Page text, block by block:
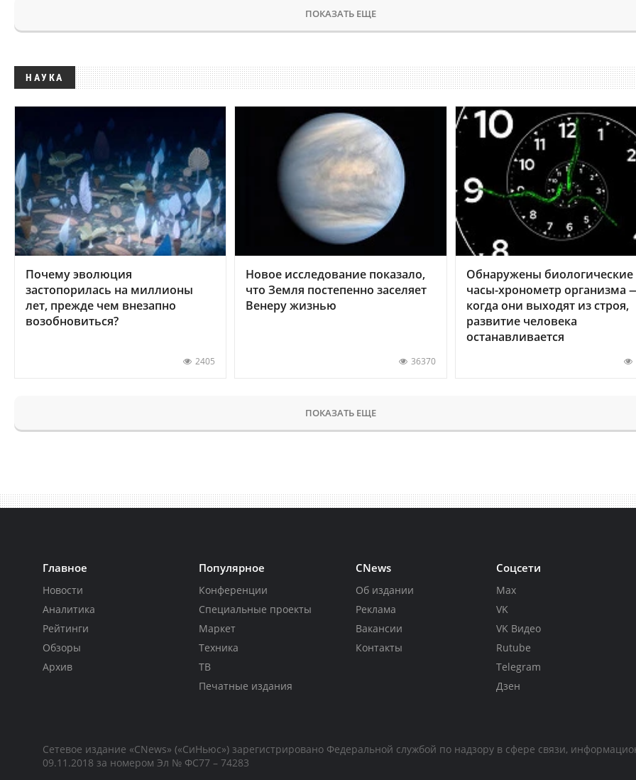
ПОКАЗАТЬ ЕЩЕ
НАУКА
Почему эволюция
застопорилась на миллионы
лет, прежде чем внезапно
возобновиться?
2405
Новое исследование показало,
что Земля постепенно заселяет
Венеру жизнью
36370
Обнаружены биологические
часы-хронометр организма
когда они выходят из строя,
развитие человека
останавливается
ПОКАЗАТЬ ЕЩЕ
Главное
Новости
Аналитика
Рейтинги
Обзоры
Архив
Популярное
Конференции
Специальные проекты
Маркет
Техника
ТВ
Печатные издания
CNews
Об издании
Реклама
Вакансии
Контакты
Соцсети
Max
VK
VK Видео
Rutube
Telegram
Дзен
Сетевое издание «CNews» («СиНьюс») зарегистрировано Федеральной службой по надзору в сфере связи,
09.11.2018 за номером Эл № ФС77 – 74283